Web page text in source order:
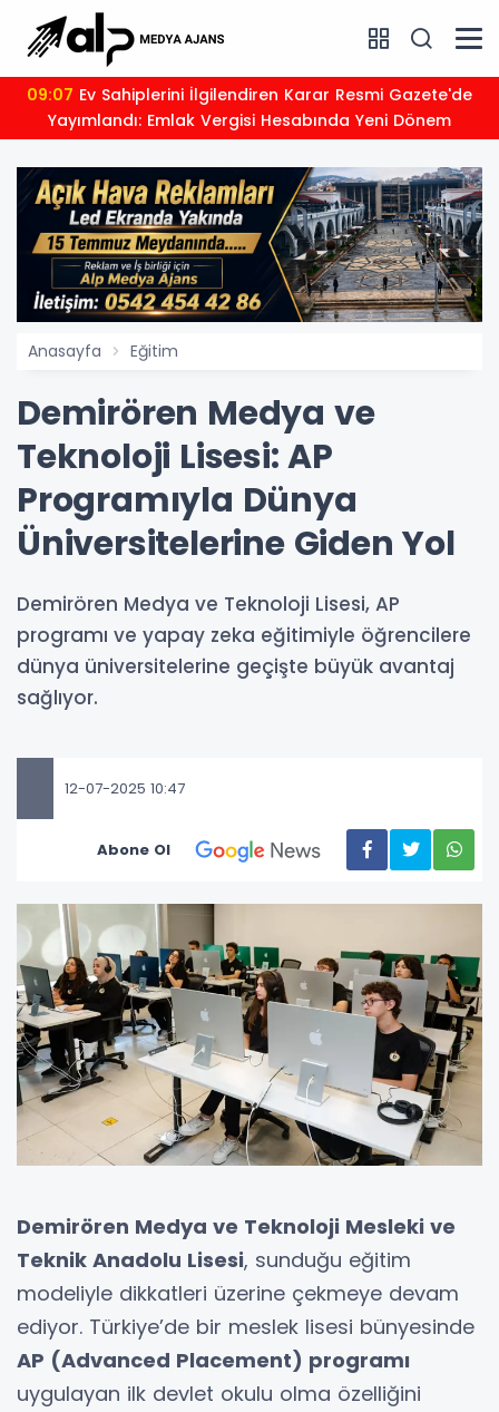
09:07
Yayımlandı: Emlak Vergisi Hesabında Yeni Dönem
Anasayfa Eğitim
Demirören Medya ve
Teknoloji Lisesi: AP
Programıyla Dünya
Üniversitelerine Giden Yol
Demirören Medya ve Teknoloji Lisesi, AP
programı ve yapay zeka eğitimiyle öğrencilere
dünya üniversitelerine geçişte büyük avantaj
sağlıyor.
12-07-2025 10:47
Abone Ol
Demirören Medya ve Teknoloji Mesleki ve
Teknik Anadolu Lisesi, sunduğu eğitim
modeliyle dikkatleri üzerine çekmeye devam
ediyor. Türkiye’de bir meslek lisesi bünyesinde
AP (Advanced Placement) programı
uygulayan ilk devlet okulu olma özelliğini